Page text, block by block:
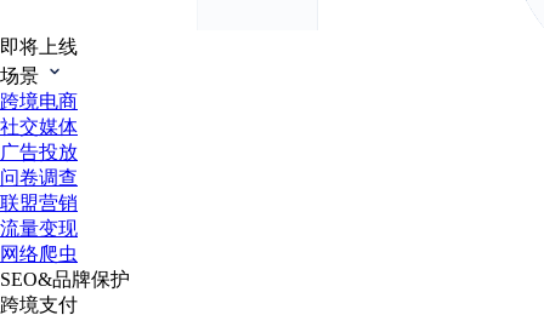
即将上线
场景
跨境电商
社交媒体
广告投放
问卷调查
联盟营销
流量变现
网络爬虫
SEO&品牌保护
跨境支付